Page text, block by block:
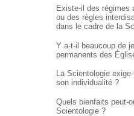
Existe-il des régimes
ou des règles
dans le cadre de la
Y a-t-il beaucoup de
permanents des
La Scientologie
son individualité ?
Quels bienfaits peut-
Scientologie ?